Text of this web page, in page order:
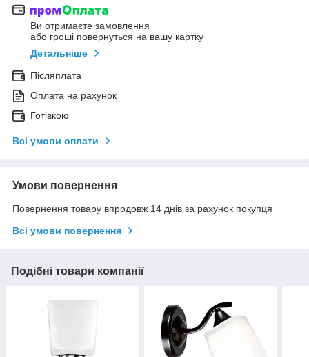
Ви отримаєте замовлення
або гроші повернуться на вашу картку
Детальніше
Післяплата
Оплата на рахунок
Готівкою
Всі умови оплати
Умови повернення
Повернення товару впродовж 14 днів за рахунок покупця
Всі умови повернення
Подібні товари компанії